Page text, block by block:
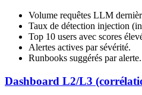
Volume requêtes LLM
Taux de détection injection
Top 10 users avec scores
Alertes actives par sévérité.
Runbooks suggérés par alerte.
Dashboard L2/L3